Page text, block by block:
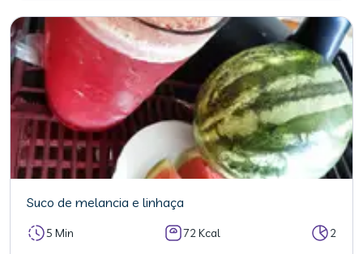
Suco de melancia e linhaça
5 Min 72 Kcal 2